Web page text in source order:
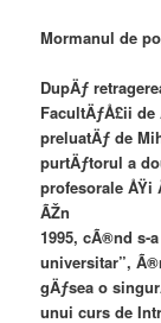
Mormanul de
DupÄƒ
FacultÄƒÅ£ii
preluatÄƒ de
purtÄƒtorul a
profesorale ÅŸi
ÃŽn
1995, cÃ®nd s-
universitar”,
gÄƒsea o
unui curs de